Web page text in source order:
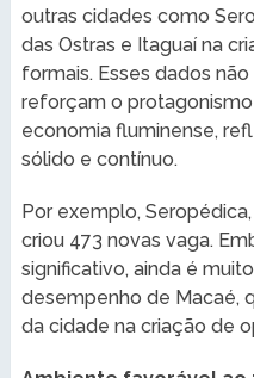
outras cidades como
das Ostras e Itaguaí na
formais. Esses dados
reforçam o
economia fluminense,
sólido e contínuo.
Por exemplo,
criou 473 novas vaga.
significativo, ainda é
desempenho de Macaé,
da cidade na criação de